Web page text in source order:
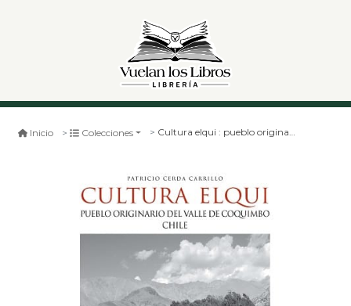
Inicio Colecciones Cultura elqui : pueblo originario del valle de coquimbo chile - liberalia c